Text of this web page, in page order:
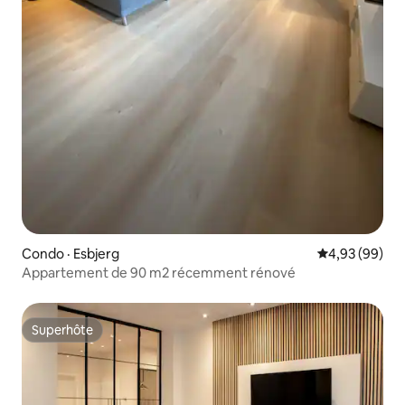
Condo · Esbjerg Note
4,93 (99)
Appartement de 90 m2 récemment rénové
Superhôte
Superhôte